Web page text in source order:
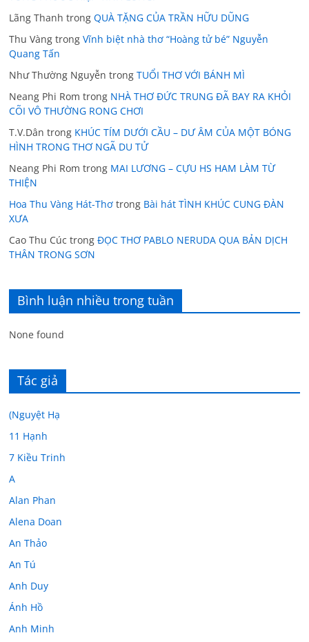
Lãng Thanh trongQUÀ TẶNG CỦA TRẦN HỮU DŨNG
Thu Vàng trongVĩnh biệt nhà thơ “Hoàng tử bé” Nguyễn
Quang Tấn
Như Thường Nguyễn trongTUỔI THƠ VỚI BÁNH MÌ
Neang Phi Rom trong NHÀ THƠ ĐỨC TRUNG ĐÃ BAY RA KHỎI
CÕI VÔ THƯỜNG RONG CHƠI
T.V.Dân trong KHÚC TÍM DƯỚI CẦU – DƯ ÂM CỦA MỘT BÓNG
HÌNH TRONG THƠ NGÃ DU TỬ
Neang Phi Rom trong MAI LƯƠNG – CỰU HS HAM LÀM TỪ
THIỆN
Hoa Thu Vàng Hát-Thơ trong Bài hát TÌNH KHÚC CUNG ĐÀN
XƯA
Cao Thu Cúc trongĐỌC THƠ PABLO NERUDA QUA BẢN DỊCH
THÂN TRONG SƠN
Bình luận nhiều trong tuần
None found
Tác giả
(Nguyệt Hạ
11 Hạnh
7 Kiều Trinh
A
Alan Phan
Alena Doan
An Thảo
An Tú
Anh Duy
Ánh Hồ
Anh Minh